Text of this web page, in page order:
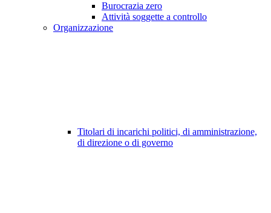
Burocrazia zero
Attività soggette a controllo
Organizzazione
Titolari di incarichi politici, di amministrazione,
di direzione o di governo